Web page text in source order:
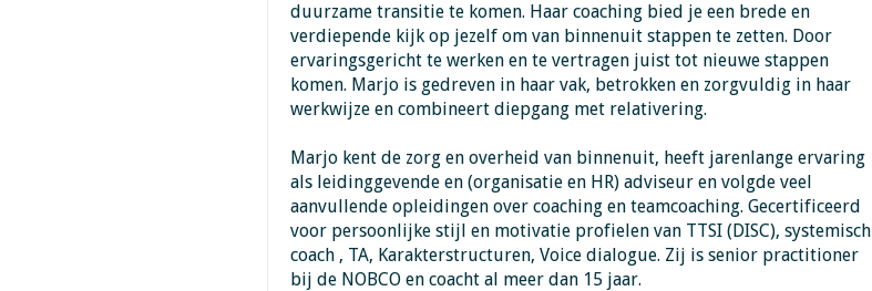
duurzame transitie te komen. Haar coaching bied je een brede en
verdiepende kijk op jezelf om van binnenuit stappen te zetten. Door
ervaringsgericht te werken en te vertragen juist tot nieuwe stappen
komen. Marjo is gedreven in haar vak, betrokken en zorgvuldig in haar
werkwijze en combineert diepgang met relativering.
Marjo kent de zorg en overheid van binnenuit, heeft jarenlange ervaring
als leidinggevende en (organisatie en HR) adviseur en volgde veel
aanvullende opleidingen over coaching en teamcoaching. Gecertificeerd
voor persoonlijke stijl en motivatie profielen van TTSI (DISC), systemisch
coach , TA, Karakterstructuren, Voice dialogue. Zij is senior practitioner
bij de NOBCO en coacht al meer dan 15 jaar.